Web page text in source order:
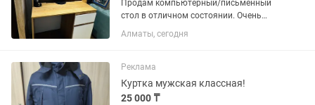
Продам компьютерный/письменный
стол в отличном состоянии. Очень
вместительный и удобный для
школьника, студента или домашнего
Алматы, сегодня
Реклама
Куртка мужская классная!
25 000 ₸